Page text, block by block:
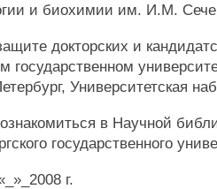
и биохимии им. И.М.
докторских и
государственном
Университетская
в Научной
государственного
г.